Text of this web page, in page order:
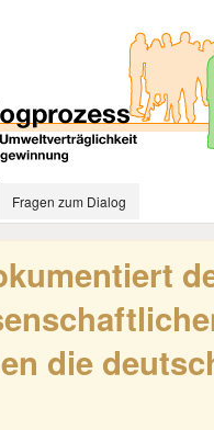
Fragen zum Dialog
die